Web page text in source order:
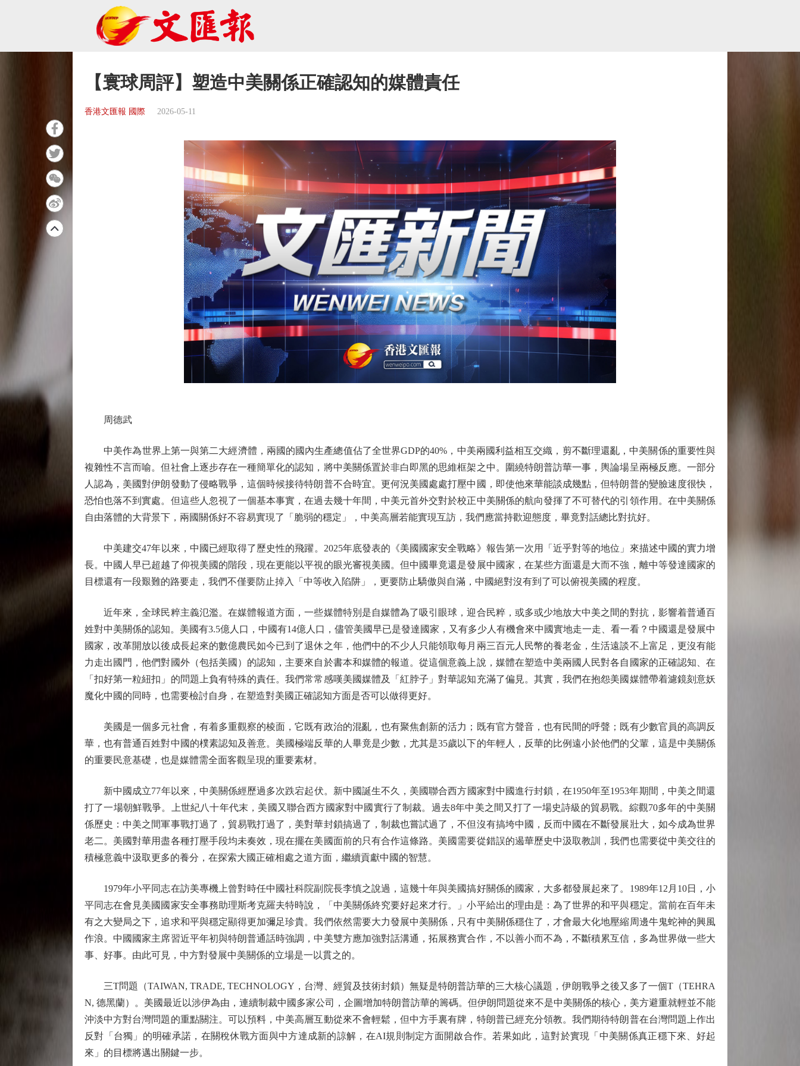
【寰球周評】塑造中美關係正確認知的媒體責任
香港文匯報 國際 2026-05-11
周德武
中美作為世界上第一與第二大經濟體，兩國的國內生產總值佔了全世界GDP的40%，中美兩國利益相互交織，剪不斷理還亂，中美關係的重要性與
複雜性不言而喻。但社會上逐步存在一種簡單化的認知，將中美關係置於非白即黑的思維框架之中。圍繞特朗普訪華一事，輿論場呈兩極反應。一部分
人認為，美國對伊朗發動了侵略戰爭，這個時候接待特朗普不合時宜。更何況美國處處打壓中國，即使他來華能談成幾點，但特朗普的變臉速度很快，
恐怕也落不到實處。但這些人忽視了一個基本事實，在過去幾十年間，中美元首外交對於校正中美關係的航向發揮了不可替代的引領作用。在中美關係
自由落體的大背景下，兩國關係好不容易實現了「脆弱的穩定」，中美高層若能實現互訪，我們應當持歡迎態度，畢竟對話總比對抗好。
中美建交47年以來，中國已經取得了歷史性的飛躍。2025年底發表的《美國國家安全戰略》報告第一次用「近乎對等的地位」來描述中國的實力增
長。中國人早已超越了仰視美國的階段，現在更能以平視的眼光審視美國。但中國畢竟還是發展中國家，在某些方面還是大而不強，離中等發達國家的
目標還有一段艱難的路要走，我們不僅要防止掉入「中等收入陷阱」，更要防止驕傲與自滿，中國絕對沒有到了可以俯視美國的程度。
近年來，全球民粹主義氾濫。在媒體報道方面，一些媒體特別是自媒體為了吸引眼球，迎合民粹，或多或少地放大中美之間的對抗，影響着普通百
姓對中美關係的認知。美國有3.5億人口，中國有14億人口，儘管美國早已是發達國家，又有多少人有機會來中國實地走一走、看一看？中國還是發展中
國家，改革開放以後成長起來的數億農民如今已到了退休之年，他們中的不少人只能領取每月兩三百元人民幣的養老金，生活遠談不上富足，更沒有能
力走出國門，他們對國外（包括美國）的認知，主要來自於書本和媒體的報道。從這個意義上說，媒體在塑造中美兩國人民對各自國家的正確認知、在
「扣好第一粒紐扣」的問題上負有特殊的責任。我們常常感嘆美國媒體及「紅脖子」對華認知充滿了偏見。其實，我們在抱怨美國媒體帶着濾鏡刻意妖
魔化中國的同時，也需要檢討自身，在塑造對美國正確認知方面是否可以做得更好。
美國是一個多元社會，有着多重觀察的棱面，它既有政治的混亂，也有聚焦創新的活力；既有官方聲音，也有民間的呼聲；既有少數官員的高調反
華，也有普通百姓對中國的樸素認知及善意。美國極端反華的人畢竟是少數，尤其是35歲以下的年輕人，反華的比例遠小於他們的父輩，這是中美關係
的重要民意基礎，也是媒體需全面客觀呈現的重要素材。
新中國成立77年以來，中美關係經歷過多次跌宕起伏。新中國誕生不久，美國聯合西方國家對中國進行封鎖，在1950年至1953年期間，中美之間還
打了一場朝鮮戰爭。上世紀八十年代末，美國又聯合西方國家對中國實行了制裁。過去8年中美之間又打了一場史詩級的貿易戰。綜觀70多年的中美關
係歷史：中美之間軍事戰打過了，貿易戰打過了，美對華封鎖搞過了，制裁也嘗試過了，不但沒有搞垮中國，反而中國在不斷發展壯大，如今成為世界
老二。美國對華用盡各種打壓手段均未奏效，現在擺在美國面前的只有合作這條路。美國需要從錯誤的遏華歷史中汲取教訓，我們也需要從中美交往的
積極意義中汲取更多的養分，在探索大國正確相處之道方面，繼續貢獻中國的智慧。
1979年小平同志在訪美專機上曾對時任中國社科院副院長李慎之說過，這幾十年與美國搞好關係的國家，大多都發展起來了。1989年12月10日，小
平同志在會見美國國家安全事務助理斯考克羅夫特時說，「中美關係終究要好起來才行。」小平給出的理由是：為了世界的和平與穩定。當前在百年未
有之大變局之下，追求和平與穩定顯得更加彌足珍貴。我們依然需要大力發展中美關係，只有中美關係穩住了，才會最大化地壓縮周邊牛鬼蛇神的興風
作浪。中國國家主席習近平年初與特朗普通話時強調，中美雙方應加強對話溝通，拓展務實合作，不以善小而不為，不斷積累互信，多為世界做一些大
事、好事。由此可見，中方對發展中美關係的立場是一以貫之的。
三T問題（TAIWAN, TRADE, TECHNOLOGY，台灣、經貿及技術封鎖）無疑是特朗普訪華的三大核心議題，伊朗戰爭之後又多了一個T（TEHRA
N, 德黑蘭）。美國最近以涉伊為由，連續制裁中國多家公司，企圖增加特朗普訪華的籌碼。但伊朗問題從來不是中美關係的核心，美方避重就輕並不能
沖淡中方對台灣問題的重點關注。可以預料，中美高層互動從來不會輕鬆，但中方手裏有牌，特朗普已經充分領教。我們期待特朗普在台灣問題上作出
反對「台獨」的明確承諾，在關稅休戰方面與中方達成新的諒解，在AI規則制定方面開啟合作。若果如此，這對於實現「中美關係真正穩下來、好起
來」的目標將邁出關鍵一步。